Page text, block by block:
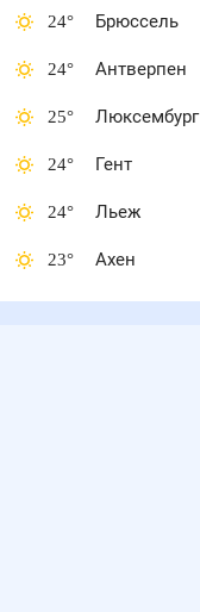
24° Брюссель
24° Антверпен
25° Люксембург
24° Гент
24° Льеж
23° Ахен